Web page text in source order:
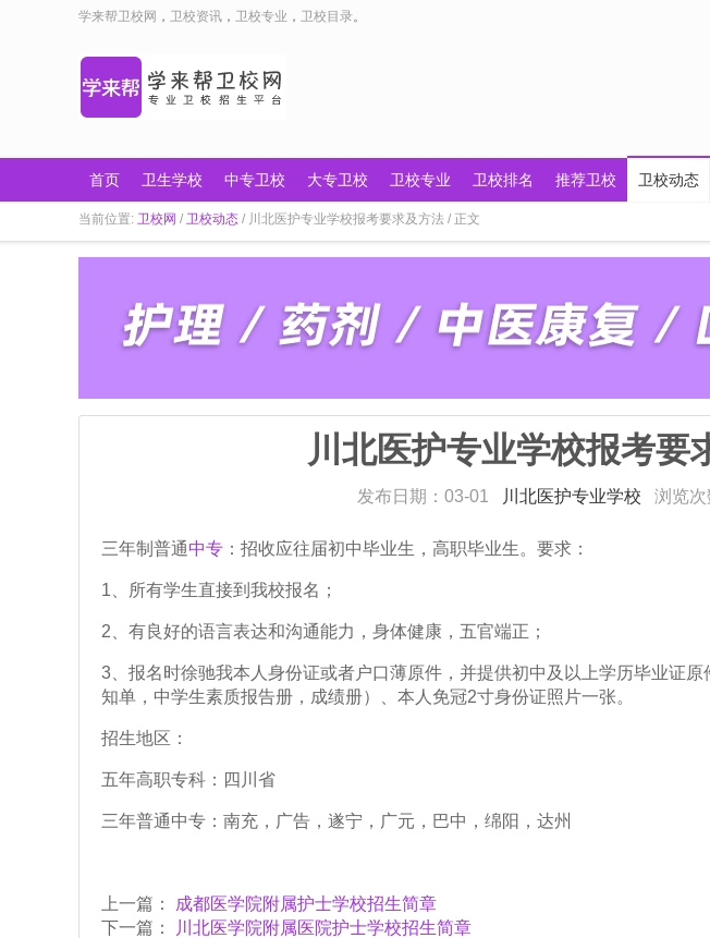
学来帮卫校网 ， 卫校资讯 ， 卫校专业 ， 卫校目录。
首页 卫生学校 中专卫校 大专卫校 卫校专业 卫校排名 推荐卫校 卫校动态
当前位置: 卫校网 / 卫校动态 / 川北医护专业学校报考要求及方法 / 正文
川北医护专业学校报考要
发布日期：03-01 川北医护专业学校 浏览次
三年制普通中专 ：招收应往届初中毕业生，高职毕业生。要求：
1、所有学生直接到我校报名；
2、有良好的语言表达和沟通能力，身体健康，五官端正；
3、报名时徐驰我本人身份证或者户口薄原件，并提供初中及以上学历毕业证
知单，中学生素质报告册，成绩册）、本人免冠2寸身份证照片一张。
招生地区：
五年高职专科：四川省
三年普通中专：南充，广告，遂宁，广元，巴中，绵阳，达州
上一篇：
成都医学院附属护士学校招生简章
下一篇：
川北医学院附属医院护士学校招生简章